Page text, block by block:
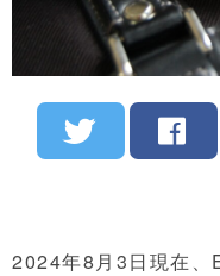
2024年8月3日現在、